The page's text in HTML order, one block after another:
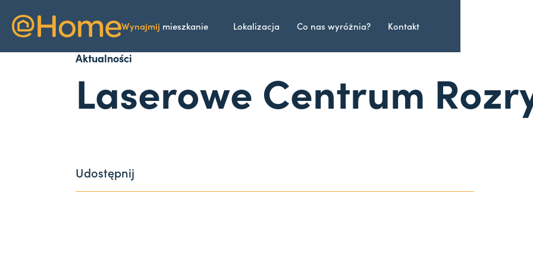
Wynajmij mieszkanie Lokalizacja Co nas wyróżnia? Kontakt
Aktualności
Laserowe Centrum
Udostępnij